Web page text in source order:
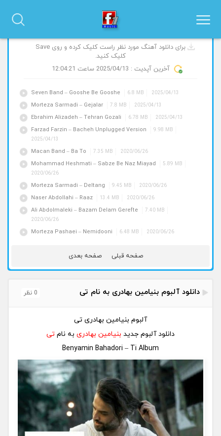
آهنگ های جدید و پیشنهادی
برای دانلود آهنگ مورد نظر راست کلیک کرده و روی Save
کلیک کنید.
آخرین آپدیت : 2025/04/13 ساعت 12:04:21
Seven Band – Gooshe Be Gooshe 6.8 MB 2025/04/13
Morteza Sarmadi – Gejalar 7.8 MB 2025/04/13
Ebrahim Alizadeh – Tehran Gozali 6.78 MB 2025/04/13
Farzad Farzin – Bacheh Unplugged Version
9.98 MB
2025/04/13
Macan Band – Ba To 7.35 MB 2020/06/26
Mohammad Heshmati – Sabze Be Naz Miayad
5.89 MB
2020/06/26
Morteza Sarmadi – Deltang 9.45 MB 2020/06/26
Naser Abdollahi – Raaz 13.4 MB 2020/06/26
Ali Abdolmaleki – Bazam Delam Gerefte
7.40 MB
2020/06/26
Morteza Pashaei – Nemidooni 6.48 MB 2020/06/26
صفحه بعدی صفحه قبلی
دانلود آلبوم بنیامین بهادری به نام تی 0 نظر
آلبوم بنیامین بهادری تی
دانلود آلبوم جدید بنیامین بهادری به نام تی
Benyamin Bahadori – Ti Album